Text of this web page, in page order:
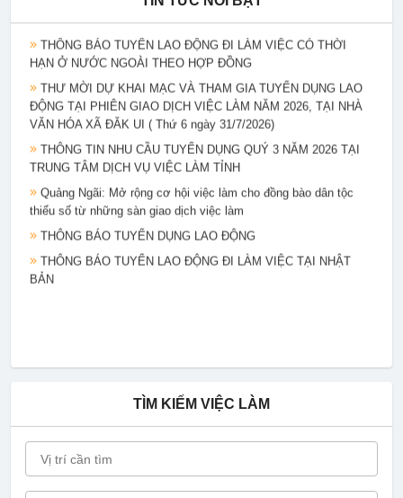
THÔNG BÁO TUYỂN LAO ĐỘNG ĐI LÀM VIỆC CÓ THỜI
HẠN Ở NƯỚC NGOÀI THEO HỢP ĐỒNG
THƯ MỜI DỰ KHAI MẠC VÀ THAM GIA TUYỂN DỤNG LAO
ĐỘNG TẠI PHIÊN GIAO DỊCH VIỆC LÀM NĂM 2026, TẠI NHÀ
VĂN HÓA XÃ ĐĂK UI ( Thứ 6 ngày 31/7/2026)
THÔNG TIN NHU CẦU TUYỂN DỤNG QUÝ 3 NĂM 2026 TẠI
TRUNG TÂM DỊCH VỤ VIỆC LÀM TỈNH
Quảng Ngãi: Mở rộng cơ hội việc làm cho đồng bào dân tộc
thiểu số từ những sàn giao dịch việc làm
THÔNG BÁO TUYỂN DỤNG LAO ĐỘNG
THÔNG BÁO TUYỂN LAO ĐỘNG ĐI LÀM VIỆC TẠI NHẬT
BẢN
TÌM KIẾM VIỆC LÀM